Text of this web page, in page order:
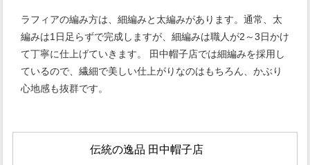
ラフィアの編み方は、細編みと太編みがあります。通常、太
編みは1日足らずで完成しますが、細編みは職人が2～3日かけ
て丁寧に仕上げていきます。 田中帽子店では細編みを採用し
ているので、繊細で美しい仕上がりなのはもちろん、かぶり
心地感も抜群です。
伝統の逸品 田中帽子店